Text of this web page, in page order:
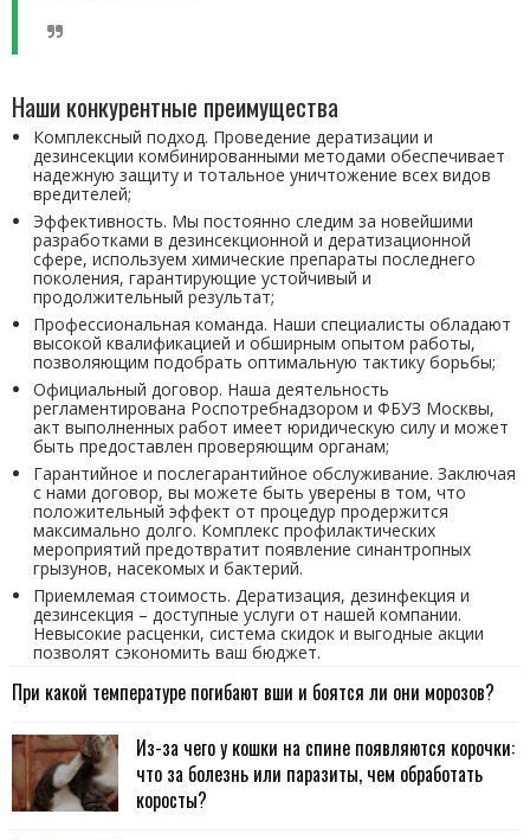
Наши конкурентные преимущества
Комплексный подход. Проведение дератизации и
дезинсекции комбинированными методами обеспечивает
надежную защиту и тотальное уничтожение всех видов
вредителей;
Эффективность. Мы постоянно следим за новейшими
разработками в дезинсекционной и дератизационной
сфере, используем химические препараты последнего
поколения, гарантирующие устойчивый и
продолжительный результат;
Профессиональная команда. Наши специалисты обладают
высокой квалификацией и обширным опытом работы,
позволяющим подобрать оптимальную тактику борьбы;
Официальный договор. Наша деятельность
регламентирована Роспотребнадзором и ФБУЗ Москвы,
акт выполненных работ имеет юридическую силу и может
быть предоставлен проверяющим органам;
Гарантийное и послегарантийное обслуживание. Заключая
с нами договор, вы можете быть уверены в том, что
положительный эффект от процедур продержится
максимально долго. Комплекс профилактических
мероприятий предотвратит появление синантропных
грызунов, насекомых и бактерий.
Приемлемая стоимость. Дератизация, дезинфекция и
дезинсекция – доступные услуги от нашей компании.
Невысокие расценки, система скидок и выгодные акции
позволят сэкономить ваш бюджет.
При какой температуре погибают вши и боятся ли они морозов?
Из-за чего у кошки на спине появляются корочки:
что за болезнь или паразиты, чем обработать
коросты?